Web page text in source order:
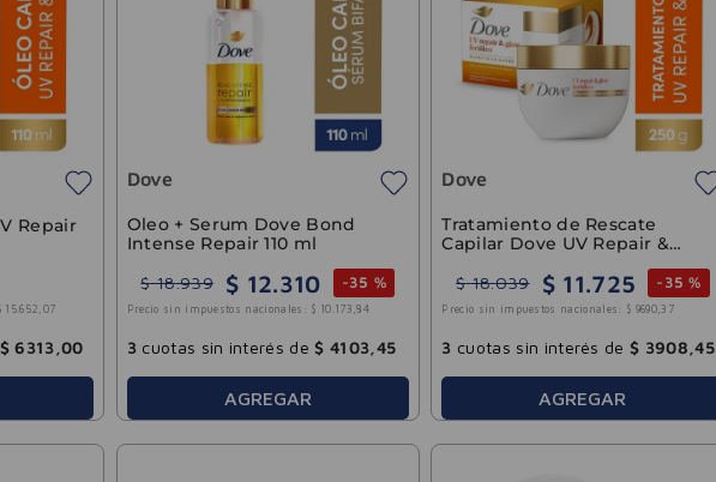
Repair
15.652 07
$ 6313 00
Dove
Oleo + Serum Dove Bond
Intense Repair 110 ml
$ 18.939 $ 12.310 -35 %
Precio sin impuestos nacionales: $ 10 .173 ,84
3 cuotas sin interés de $ 4103 45
AGREGAR
Dove
Tratamiento de Rescate
Capilar Dove UV Repair &
$ 18.039 $ 11.725 - 35 %
Precio sin impuestos nacionales: $ 9690,37
3 cuotas sin interés de $ 3908 ,45
AGREGAR